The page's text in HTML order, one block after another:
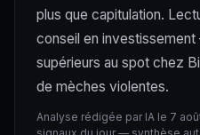
plus que capitulation.
conseil en
supérieurs au spot chez
de mèches violentes.
Analyse rédigée par IA le 7